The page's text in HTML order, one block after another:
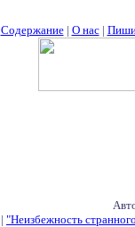
Содержание| О нас|
| "Неизбежность